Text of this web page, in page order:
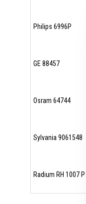
Philips 6996P
GE 88457
Osram 64744
Sylvania 9061548
Radium RH 1007 P